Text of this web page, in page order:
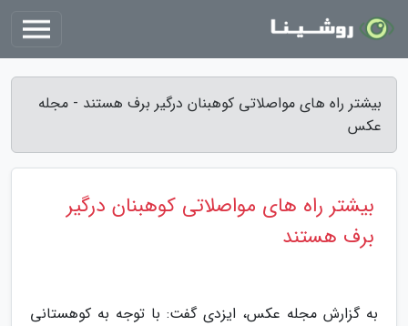
بیشتر راه های مواصلاتی کوهبنان درگیر برف هستند - مجله
عکس
بیشتر راه های مواصلاتی کوهبنان درگیر
برف هستند
به گزارش مجله عکس، ایزدی گفت: با توجه به کوهستانی